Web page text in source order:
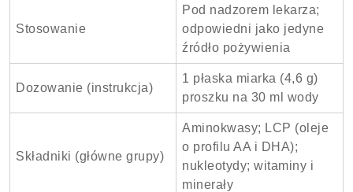
Stosowanie
Pod nadzorem lekarza;
odpowiedni jako jedyne
źródło pożywienia
Dozowanie (instrukcja)
1 płaska miarka (4,6 g)
proszku na 30 ml wody
Składniki (główne grupy)
Aminokwasy; LCP (oleje
o profilu AA i DHA);
nukleotydy; witaminy i
minerały